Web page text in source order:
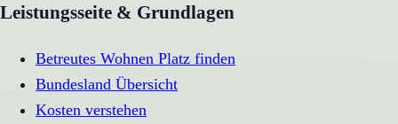
Leistungsseite & Grundlagen
Betreutes Wohnen Platz finden
Bundesland Übersicht
Kosten verstehen